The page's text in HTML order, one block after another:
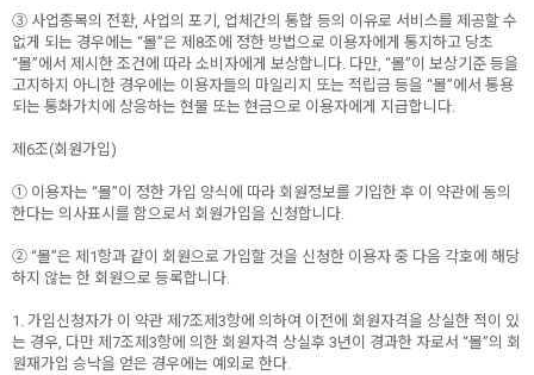
③ 사업종목의 전환, 사업의 포기, 업체간의 통합 등의 이유로 서비스를 제공할 수
없게 되는 경우에는 “몰”은 제8조에 정한 방법으로 이용자에게 통지하고 당초
“몰”에서 제시한 조건에 따라 소비자에게 보상합니다. 다만, “몰”이 보상기준 등을
고지하지 아니한 경우에는 이용자들의 마일리지 또는 적립금 등을 “몰”에서 통용
되는 통화가치에 상응하는 현물 또는 현금으로 이용자에게 지급합니다.
제6조(회원가입)
① 이용자는 “몰”이 정한 가입 양식에 따라 회원정보를 기입한 후 이 약관에 동의
한다는 의사표시를 함으로서 회원가입을 신청합니다.
② “몰”은 제1항과 같이 회원으로 가입할 것을 신청한 이용자 중 다음 각호에 해당
하지 않는 한 회원으로 등록합니다.
1. 가입신청자가 이 약관 제7조제3항에 의하여 이전에 회원자격을 상실한 적이 있
는 경우, 다만 제7조제3항에 의한 회원자격 상실후 3년이 경과한 자로서 “몰”의 회
원재가입 승낙을 얻은 경우에는 예외로 한다.